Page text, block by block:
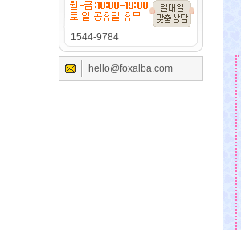
1544-9784
hello@foxalba.com